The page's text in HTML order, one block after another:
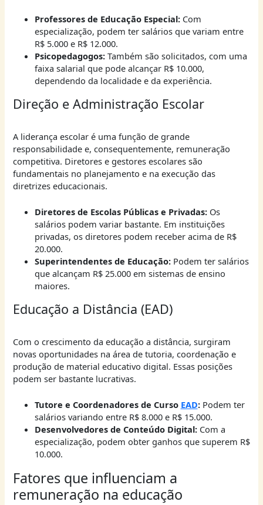
Professores de Educação Especial:Com
especialização, podem ter salários que variam entre
R$ 5.000 e R$ 12.000.
Psicopedagogos:Também são solicitados, com uma
faixa salarial que pode alcançar R$ 10.000,
dependendo da localidade e da experiência.
Direção e Administração Escolar
A liderança escolar é uma função de grande
responsabilidade e, consequentemente, remuneração
competitiva. Diretores e gestores escolares são
fundamentais no planejamento e na execução das
diretrizes educacionais.
Diretores de Escolas Públicas e Privadas:Os
salários podem variar bastante. Em instituições
privadas, os diretores podem receber acima de R$
20.000.
Superintendentes de Educação:Podem ter salários
que alcançam R$ 25.000 em sistemas de ensino
maiores.
Educação a Distância (EAD)
Com o crescimento da educação a distância, surgiram
novas oportunidades na área de tutoria, coordenação e
produção de material educativo digital. Essas posições
podem ser bastante lucrativas.
Tutore e Coordenadores de Curso EAD:Podem ter
salários variando entre R$ 8.000 e R$ 15.000.
Desenvolvedores de Conteúdo Digital:Com a
especialização, podem obter ganhos que superem R$
10.000.
Fatores que influenciam a
remuneração na educação